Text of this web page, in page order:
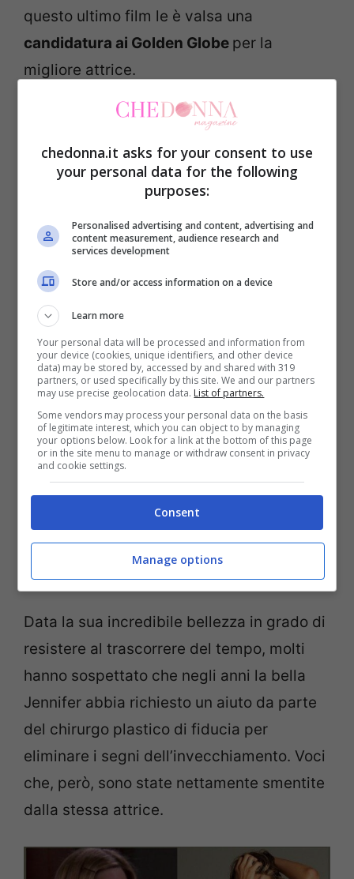
questo ultimo film le è valsa una
candidatura ai Golden Globe per la
migliore attrice.
Forse non tutti sanno che nel 2004 e nel
2016 è stata nominata come “la donna più
bella del mondo” dalla prestigiosa rivista
statunitense People, mentre nel 2011 è
stata dichiarata “la donna più sexy di tutti i
tempi” dal magazine Men’s Health. Tutto
questo successo si è ovviamente tradotto
in guadagni da capogiro. È infatti una delle
attrici più pagate di Hollywood e si è
classificata undicesima nella classifica
delle donne più ricche nel settore dello
spettacolo, con un net worth pari a 110
milioni di dollari. Non male per una ragazza
di origini greche cresciuta nei sobborghi di
New York.
Ma Jennifer Aniston è
rifatta?
Data la sua incredibile bellezza in grado di
resistere al trascorrere del tempo, molti
hanno sospettato che negli anni la bella
Jennifer abbia richiesto un aiuto da parte
del chirurgo plastico di fiducia per
eliminare i segni dell’invecchiamento. Voci
che, però, sono state nettamente smentite
dalla stessa attrice.
chedonna.it asks for your consent to use
your personal data for the following
purposes:
Personalised advertising and content, advertising and
content measurement, audience research and
services development
Store and/or access information on a device
Learn more
Your personal data will be processed and information from
your device (cookies, unique identifiers, and other device
data) may be stored by, accessed by and shared with 319
partners, or used specifically by this site. We and our partners
may use precise geolocation data. List of partners.
Some vendors may process your personal data on the basis
of legitimate interest, which you can object to by managing
your options below. Look for a link at the bottom of this page
or in the site menu to manage or withdraw consent in privacy
and cookie settings.
Consent
Manage options